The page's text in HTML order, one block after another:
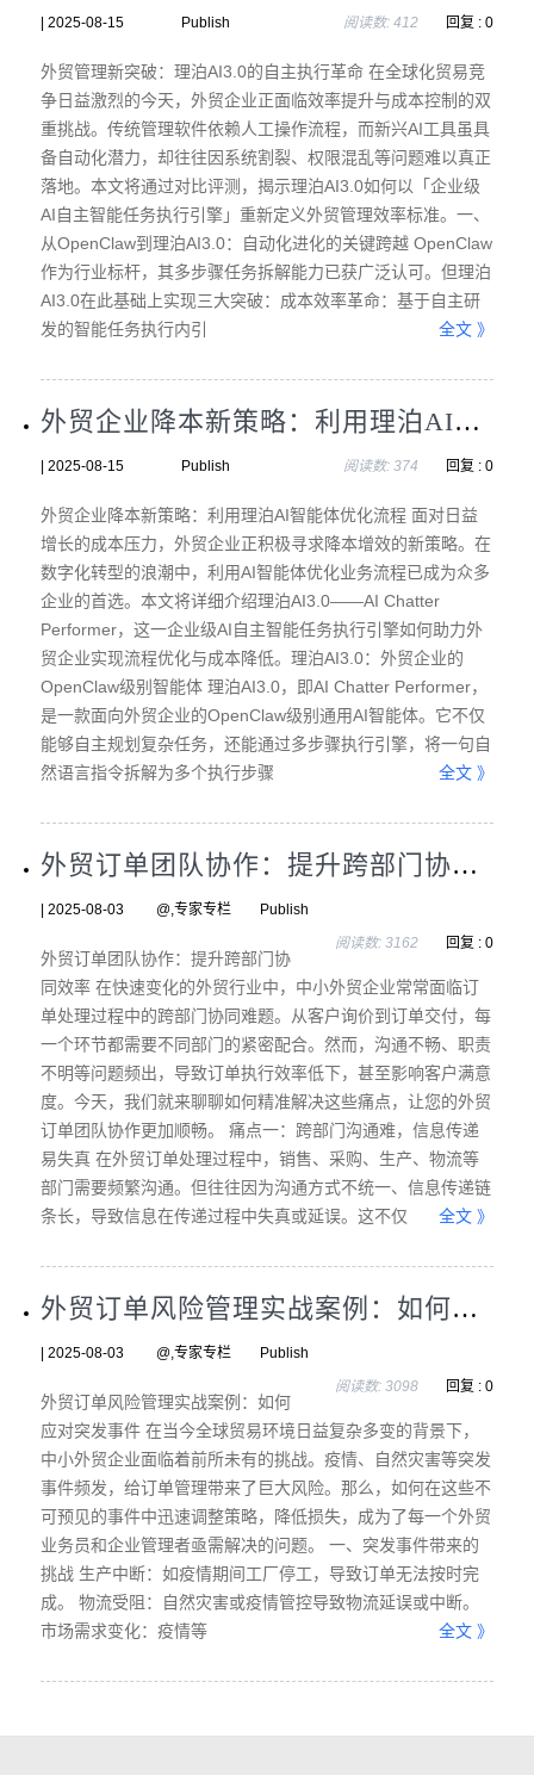
| 2025-08-15 Publish 阅读数: 412 回复 : 0
外贸管理新突破：理泊AI3.0的自主执行革命 在全球化贸易竞
争日益激烈的今天，外贸企业正面临效率提升与成本控制的双
重挑战。传统管理软件依赖人工操作流程，而新兴AI工具虽具
备自动化潜力，却往往因系统割裂、权限混乱等问题难以真正
落地。本文将通过对比评测，揭示理泊AI3.0如何以「企业级
AI自主智能任务执行引擎」重新定义外贸管理效率标准。一、
从OpenClaw到理泊AI3.0：自动化进化的关键跨越 OpenClaw
作为行业标杆，其多步骤任务拆解能力已获广泛认可。但理泊
AI3.0在此基础上实现三大突破：成本效率革命：基于自主研
发的智能任务执行内引
全文 》
外贸企业降本新策略：利用理泊AI智能体优化流程
| 2025-08-15 Publish 阅读数: 374 回复 : 0
外贸企业降本新策略：利用理泊AI智能体优化流程 面对日益
增长的成本压力，外贸企业正积极寻求降本增效的新策略。在
数字化转型的浪潮中，利用AI智能体优化业务流程已成为众多
企业的首选。本文将详细介绍理泊AI3.0——AI Chatter
Performer，这一企业级AI自主智能任务执行引擎如何助力外
贸企业实现流程优化与成本降低。理泊AI3.0：外贸企业的
OpenClaw级别智能体 理泊AI3.0，即AI Chatter Performer，
是一款面向外贸企业的OpenClaw级别通用AI智能体。它不仅
能够自主规划复杂任务，还能通过多步骤执行引擎，将一句自
然语言指令拆解为多个执行步骤
全文 》
外贸订单团队协作：提升跨部门协同效率
| 2025-08-03 @,专家专栏 Publish
阅读数: 3162
回复 : 0
外贸订单团队协作：提升跨部门协
同效率 在快速变化的外贸行业中，中小外贸企业常常面临订
单处理过程中的跨部门协同难题。从客户询价到订单交付，每
一个环节都需要不同部门的紧密配合。然而，沟通不畅、职责
不明等问题频出，导致订单执行效率低下，甚至影响客户满意
度。今天，我们就来聊聊如何精准解决这些痛点，让您的外贸
订单团队协作更加顺畅。 痛点一：跨部门沟通难，信息传递
易失真 在外贸订单处理过程中，销售、采购、生产、物流等
部门需要频繁沟通。但往往因为沟通方式不统一、信息传递链
条长，导致信息在传递过程中失真或延误。这不仅
全文 》
外贸订单风险管理实战案例：如何应对突发事件
| 2025-08-03 @,专家专栏 Publish
阅读数: 3098
回复 : 0
外贸订单风险管理实战案例：如何
应对突发事件 在当今全球贸易环境日益复杂多变的背景下，
中小外贸企业面临着前所未有的挑战。疫情、自然灾害等突发
事件频发，给订单管理带来了巨大风险。那么，如何在这些不
可预见的事件中迅速调整策略，降低损失，成为了每一个外贸
业务员和企业管理者亟需解决的问题。 一、突发事件带来的
挑战 生产中断：如疫情期间工厂停工，导致订单无法按时完
成。 物流受阻：自然灾害或疫情管控导致物流延误或中断。
市场需求变化：疫情等
全文 》